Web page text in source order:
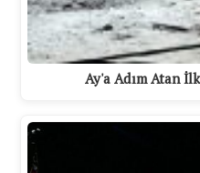
Ay'a Adım Atan